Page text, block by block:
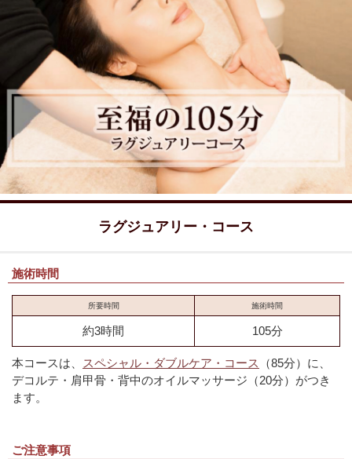
ラグジュアリー・コース
施術時間
所要時間 施術時間
約3時間 105分
本コースは、 スペシャル・ダブルケア・コース
（85分）に、
デコルテ・肩甲骨・背中のオイルマッサージ（20分）がつき
ます。
ご注意事項